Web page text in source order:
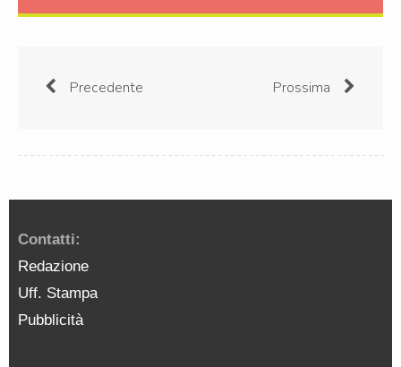
Precedente Prossima
Contatti:
Redazione
Uff. Stampa
Pubblicità